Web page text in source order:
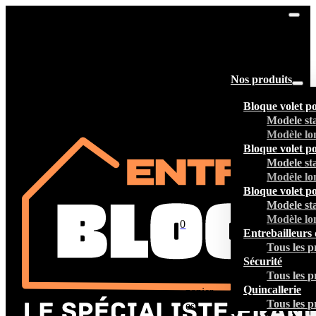
Nos produits
Bloque volet
Modele
Modèle
Bloque volet
Modele
Modèle
Bloque volet
Modele
Modèle
Entrebailleurs
Tous les
Sécurité
Tous les
Quincallerie
Tous les
0
panier
est